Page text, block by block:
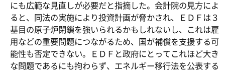
にも広範な見直しが必要だと指摘した。会計院の見方によ
ると、同法の実施により投資計画が脅かされ、ＥＤＦは３
基目の原子炉閉鎖を強いられるかもしれないし、これは雇
用などの重要問題につながるため、国が補償を支援する可
能性も否定できない。ＥＤＦと政府にとってこれほど大き
な問題であるにも拘わらず、エネルギー移行法を公表する